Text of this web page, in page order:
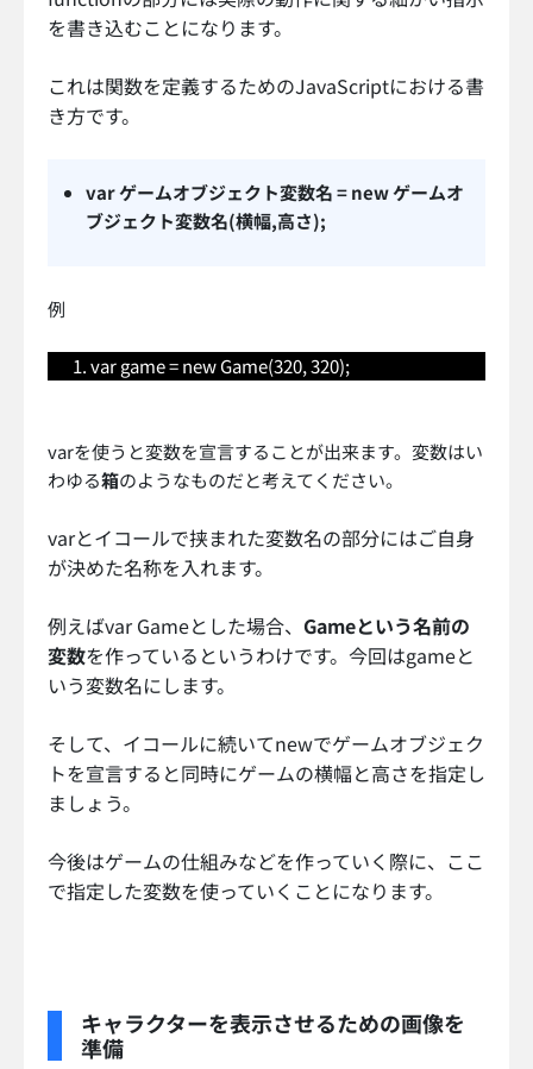
を書き込むことになります。
これは関数を定義するためのJavaScriptにおける書
き方です。
var ゲームオブジェクト変数名 = new ゲームオ
ブジェクト変数名(横幅,高さ);
例
var game = new Game(320, 320);
varを使うと変数を宣言することが出来ます。変数はい
わゆる箱のようなものだと考えてください。
varとイコールで挟まれた変数名の部分にはご自身
が決めた名称を入れます。
例えばvar Gameとした場合、 Gameという名前の
変数を作っているというわけです。今回はgameと
いう変数名にします。
そして、イコールに続いてnewでゲームオブジェク
トを宣言すると同時にゲームの横幅と高さを指定し
ましょう。
今後はゲームの仕組みなどを作っていく際に、ここ
で指定した変数を使っていくことになります。
キャラクターを表示させるための画像を
準備